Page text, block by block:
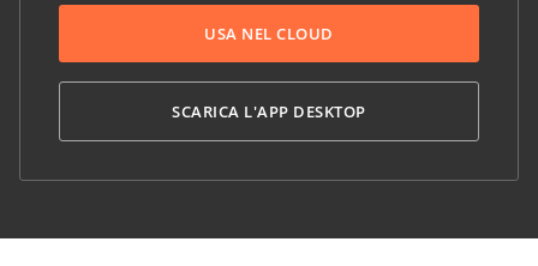
USA NEL CLOUD
SCARICA L'APP DESKTOP